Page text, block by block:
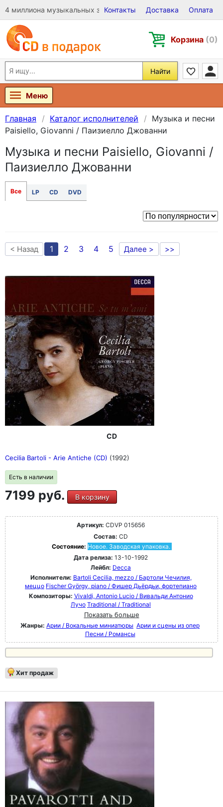
4 миллиона музыкальных записей на Виниле, CD и DVD
Контакты Доставка Оплата
Корзина (0)
Найти
Меню
Главная Каталог исполнителей
Музыка и песни
Paisiello, Giovanni / Паизиелло Джованни
Музыка и песни Paisiello, Giovanni /
Паизиелло Джованни
Все LP CD DVD
< Назад 1 2 3 4 5 Далее > >>
CD
Cecilia Bartoli - Arie Antiche (CD) (1992)
Есть в наличии
7199 руб. В корзину
Артикул: CDVP 015656
Состав: CD
Состояние: Новое. Заводская упаковка.
Дата релиза: 13-10-1992
Лейбл: Decca
Исполнители: Bartoli Cecilia, mezzo / Бартоли Чечилия,
меццо Fischer György, piano / Фишер Дьёрдьи, фортепиано
Композиторы: Vivaldi, Antonio Lucio / Вивальди Антонио
Лучо Traditional / Traditional
Показать больше
Жанры: Арии / Вокальные миниатюры Арии и сцены из опер
Песни / Романсы
Хит продаж